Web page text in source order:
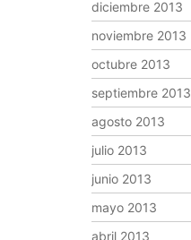
diciembre 2013
noviembre 2013
octubre 2013
septiembre 2013
agosto 2013
julio 2013
junio 2013
mayo 2013
abril 2013